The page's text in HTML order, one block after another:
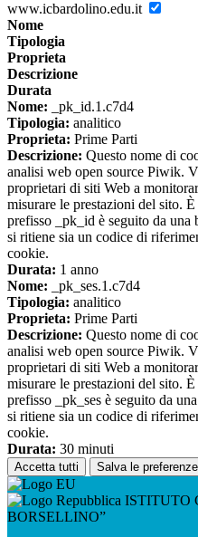
www.icbardolino.edu.it
Nome
Tipologia
Proprieta
Descrizione
Durata
Nome: _pk_id.1.c7d4
Tipologia: analitico
Proprieta: Prime Parti
Descrizione: Questo nome di
analisi web open source Piwik.
proprietari di siti Web a
misurare le prestazioni del sito.
prefisso _pk_id è seguito da una
si ritiene sia un codice di
cookie.
Durata: 1 anno
Nome: _pk_ses.1.c7d4
Tipologia: analitico
Proprieta: Prime Parti
Descrizione: Questo nome di
analisi web open source Piwik.
proprietari di siti Web a
misurare le prestazioni del sito.
prefisso _pk_ses è seguito da
si ritiene sia un codice di
cookie.
Durata: 30 minuti
Accetta tutti Salva le preferenze
ISTITUTO
BORSELLINO”